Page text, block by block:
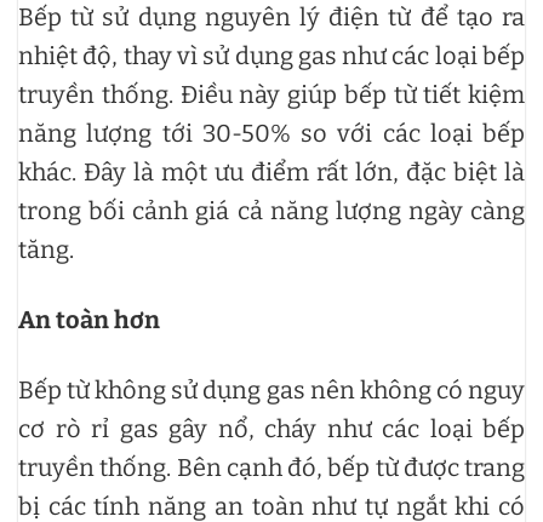
Bếp từ sử dụng nguyên lý điện từ để tạo ra
nhiệt độ, thay vì sử dụng gas như các loại bếp
truyền thống. Điều này giúp bếp từ tiết kiệm
năng lượng tới 30-50% so với các loại bếp
khác. Đây là một ưu điểm rất lớn, đặc biệt là
trong bối cảnh giá cả năng lượng ngày càng
tăng.
An toàn hơn
Bếp từ không sử dụng gas nên không có nguy
cơ rò rỉ gas gây nổ, cháy như các loại bếp
truyền thống. Bên cạnh đó, bếp từ được trang
bị các tính năng an toàn như tự ngắt khi có